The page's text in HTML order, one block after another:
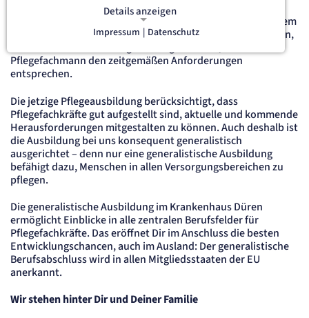
geändert: Die Pflegewissenschaft, Demografie und
Digitalisierung spielten dabei eine zentrale Rolle. Um mit dem
Wandel mitzugehen und auf dem neuesten Stand zu bleiben,
Pflegefachmann den zeitgemäßen Anforderungen
entsprechen.
Die jetzige Pflegeausbildung berücksichtigt, dass
Pflegefachkräfte gut aufgestellt sind, aktuelle und kommende
Herausforderungen mitgestalten zu können. Auch deshalb ist
die Ausbildung bei uns konsequent generalistisch
ausgerichtet – denn nur eine generalistische Ausbildung
befähigt dazu, Menschen in allen Versorgungsbereichen zu
pflegen.
Die generalistische Ausbildung im Krankenhaus Düren
ermöglicht Einblicke in alle zentralen Berufsfelder für
Pflegefachkräfte. Das eröffnet Dir im Anschluss die besten
Entwicklungschancen, auch im Ausland: Der generalistische
Berufsabschluss wird in allen Mitgliedsstaaten der EU
anerkannt.
Wir stehen hinter Dir und Deiner Familie
Details anzeigen
NOTWENDIGE COOKIES
Notwendige Cookies ermöglichen
grundlegende Funktionen und sind für
die einwandfreie Funktion der Website
erforderlich.
etracker Sitzungs-Cookie
Name:
et_oi_v2
Anbieter:
Zweck:
Opt-In Cookie speichert die Entscheidung des Besuchers, wenn auf der Seite des
Kunden das Tracking Opt-In ausgespielt wird. Wird auch für ein eventuelles Opt-Out
verwendet.
Cookie Laufzeit:
"no" - 50 Jahre, "yes" - 480 Tage
Content-Management-System-
Cookie
Impressum | Datenschutz